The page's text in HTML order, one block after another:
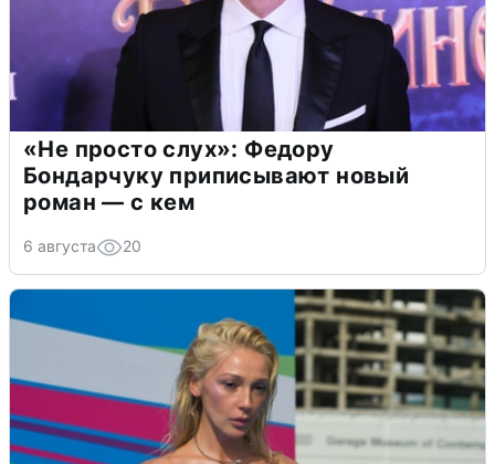
«Не просто слух»: Федору
Бондарчуку приписывают новый
роман — с кем
6 августа 20